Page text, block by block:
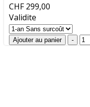
CHF 299,00
Validite